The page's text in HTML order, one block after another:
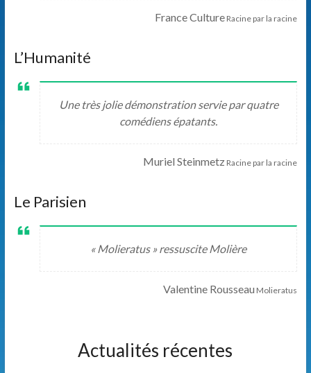
France Culture Racine par la racine
L’Humanité
Une très jolie démonstration servie par quatre
comédiens épatants.
Muriel Steinmetz Racine par la racine
Le Parisien
« Molieratus » ressuscite Molière
Valentine Rousseau Molieratus
Actualités récentes